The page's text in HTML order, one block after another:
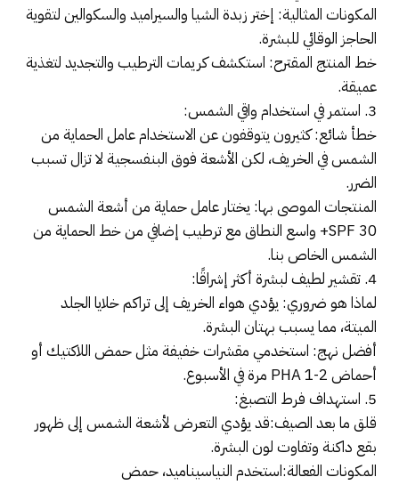
المكونات المثالية: إختر زبدة الشيا والسيراميد والسكوالين لتقوية
الحاجز الوقائي للبشرة.
خط المنتج المقترح: استكشف كريمات الترطيب والتجديد لتغذية
عميقة.
3. استمر في استخدام واقي الشمس:
خطأ شائع: كثيرون يتوقفون عن الاستخدام عامل الحماية من
الشمس في الخريف، لكن الأشعة فوق البنفسجية لا تزال تسبب
الضرر.
المنتجات الموصى بها: يختار عامل حماية من أشعة الشمس
SPF 30+ واسع النطاق مع ترطيب إضافي من خط الحماية من
الشمس الخاص بنا.
4. تقشير لطيف لبشرة أكثر إشراقًا:
لماذا هو ضروري: يؤدي هواء الخريف إلى تراكم خلايا الجلد
الميتة، مما يسبب بهتان البشرة.
أفضل نهج: استخدمي مقشرات خفيفة مثل حمض اللاكتيك أو
أحماض PHA 1-2 مرة في الأسبوع.
5. استهداف فرط التصبغ:
قلق ما بعد الصيف:قد يؤدي التعرض لأشعة الشمس إلى ظهور
بقع داكنة وتفاوت لون البشرة.
المكونات الفعالة:استخدم النياسيناميد، حمض